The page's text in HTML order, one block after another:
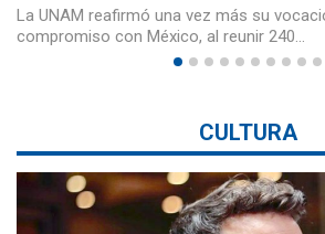
La UNAM reafirmó una vez más su
compromiso con México, al reunir 240…
CULTURA